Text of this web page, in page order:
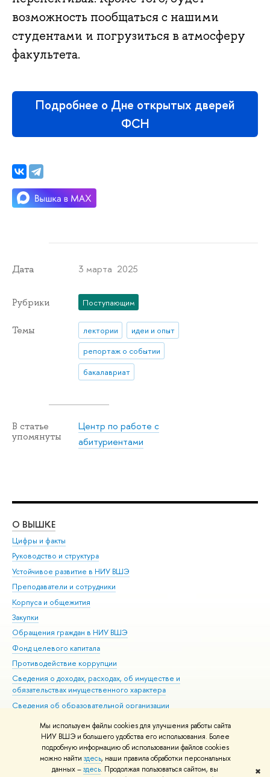
Мы используем файлы cookies для улучшения работы сайта
НИУ ВШЭ и большего удобства его использования. Более
подробную информацию об использовании файлов cookies
можно найти здесь, наши правила обработки персональных
данных –здесь. Продолжая пользоваться сайтом, вы
✖
возможность пообщаться с нашими
студентами и погрузиться в атмосферу
факультета.
Подробнее о Дне открытых дверей
ФСН
Дата 3 марта 2025
Рубрики Поступающим
Темы лектории
идеи и опыт
репортаж о событии
бакалавриат
В статье
упомянуты
Центр по работе с
абитуриентами
О ВЫШКЕ
Цифры и факты
Руководство и структура
Устойчивое развитие в НИУ ВШЭ
Преподаватели и сотрудники
Корпуса и общежития
Закупки
Обращения граждан в НИУ ВШЭ
Фонд целевого капитала
Противодействие коррупции
Сведения о доходах, расходах, об имуществе и
обязательствах имущественного характера
Сведения об образовательной организации
Людям с ограниченными возможностями здоровья
Единая платежная страница
Работа в Вышке